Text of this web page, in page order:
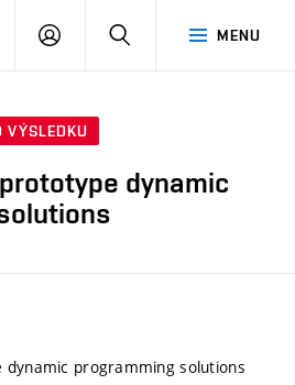
MENU
PŘIHLÁSIT
VÝSLEDKU
dynamic
programming solutions